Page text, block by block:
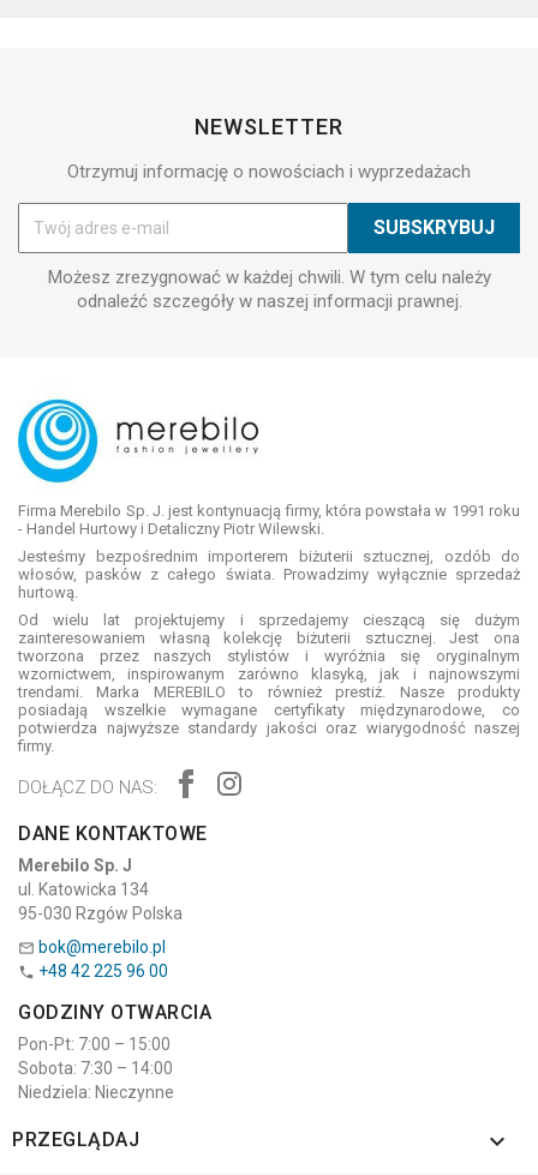
NEWSLETTER
Otrzymuj informację o nowościach i wyprzedażach
Możesz zrezygnować w każdej chwili. W tym celu należy
odnaleźć szczegóły w naszej informacji prawnej.
Firma Merebilo Sp. J. jest kontynuacją firmy, która powstała w 1991 roku
- Handel Hurtowy i Detaliczny Piotr Wilewski.
Jesteśmy bezpośrednim importerem biżuterii sztucznej, ozdób do
włosów, pasków z całego świata. Prowadzimy wyłącznie sprzedaż
hurtową.
Od wielu lat projektujemy i sprzedajemy cieszącą się dużym
zainteresowaniem własną kolekcję biżuterii sztucznej. Jest ona
tworzona przez naszych stylistów i wyróżnia się oryginalnym
wzornictwem, inspirowanym zarówno klasyką, jak i najnowszymi
trendami. Marka MEREBILO to również prestiż. Nasze produkty
posiadają wszelkie wymagane certyfikaty międzynarodowe, co
potwierdza najwyższe standardy jakości oraz wiarygodność naszej
firmy.
DOŁĄCZ DO NAS:
DANE KONTAKTOWE
Merebilo Sp. J
ul. Katowicka 134
95-030 Rzgów Polska
 bok@merebilo.pl
 +48 42 225 96 00
GODZINY OTWARCIA
Pon-Pt: 7:00 – 15:00
Sobota: 7:30 – 14:00
Niedziela: Nieczynne
PRZEGLĄDAJ 